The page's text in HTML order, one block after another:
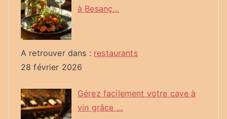
à Besanç…
A retrouver dans : restaurants
28 février 2026
Gérez facilement votre cave à
vin grâce …